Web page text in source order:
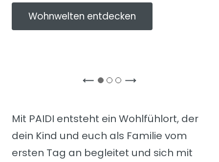
Wohnwelten entdecken
Mit PAIDI entsteht ein Wohlfühlort, der
dein Kind und euch als Familie vom
ersten Tag an begleitet und sich mit